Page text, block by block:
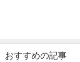
おすすめの記事